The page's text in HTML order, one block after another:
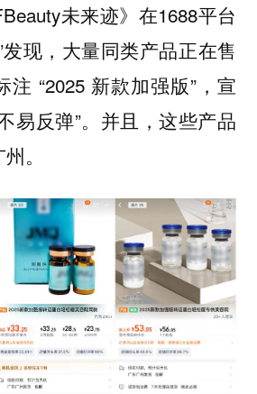
未来迹》在1688平台
发现，大量同类产品正在售
“2025 新款加强版”，宣
易反弹”。并且，这些产品
。